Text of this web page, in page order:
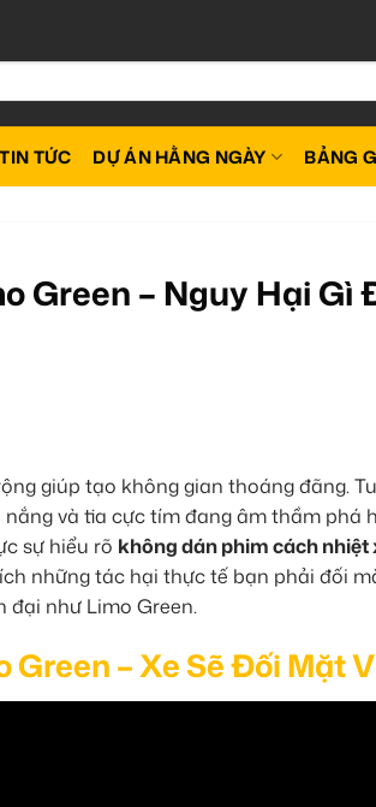
TIN TỨC DỰ ÁN HẰNG NGÀY BẢNG
Green – Nguy Hại Gì
giúp tạo không gian thoáng đãng.
và tia cực tím đang âm thầm phá
sự hiểu rõ không dán phim cách nhiệt
những tác hại thực tế bạn phải đối
đại như Limo Green.
– Xe Sẽ Đối Mặt